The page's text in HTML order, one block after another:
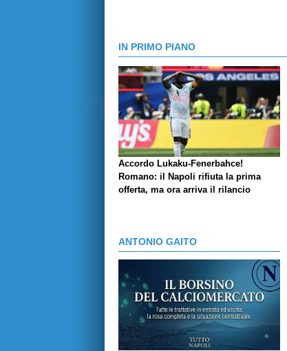
IN PRIMO PIANO
Accordo Lukaku-Fenerbahce!
Romano: il Napoli rifiuta la prima
offerta, ma ora arriva il rilancio
ANTONIO GAITO